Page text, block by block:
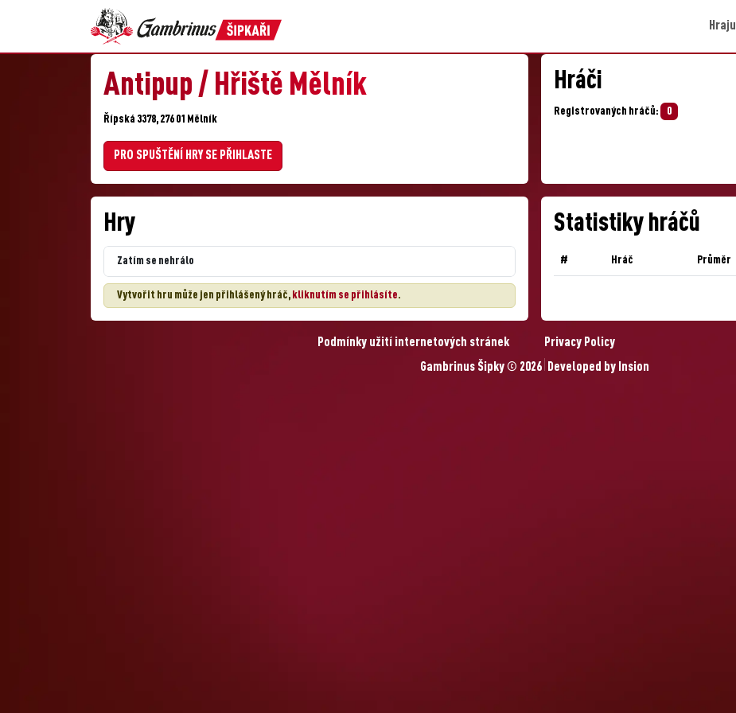
Hraju
Antipup / Hřiště Mělník
Řípská 3378, 276 01 Mělník
PRO SPUŠTĚNÍ HRY SE PŘIHLASTE
Hráči
Registrovaných hráčů: 0
Hry
Zatím se nehrálo
Vytvořit hru může jen přihlášený hráč, kliknutím se přihlásíte.
Statistiky hráčů
# Hráč Průměr
Podmínky užití internetových stránek Privacy Policy
Gambrinus Šipky © 2026 Developed by Insion